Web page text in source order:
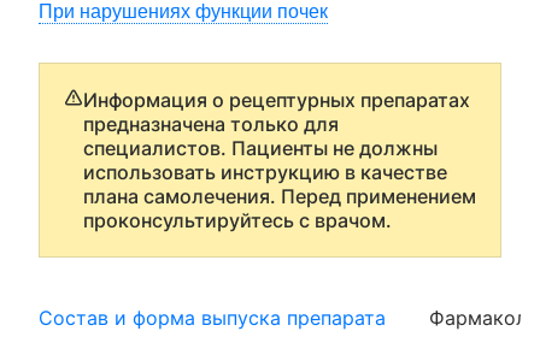
При нарушениях функции почек
Информация о рецептурных препаратах
предназначена только для
специалистов. Пациенты не должны
использовать инструкцию в качестве
плана самолечения. Перед применением
проконсультируйтесь с врачом.
Состав и форма выпуска препарата